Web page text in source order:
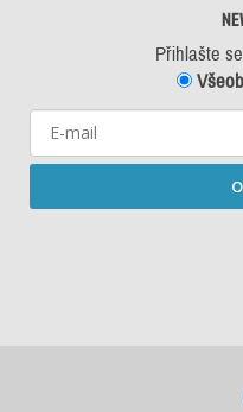
Přihlašte